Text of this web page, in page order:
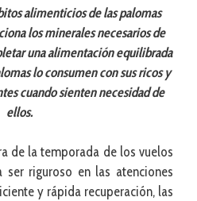
alimenticios de las palomas
los minerales necesarios de
una alimentación equilibrada
lo consumen con sus ricos y
cuando sienten necesidad de
ellos.
de la temporada de los vuelos
riguroso en las atenciones
y rápida recuperación, las